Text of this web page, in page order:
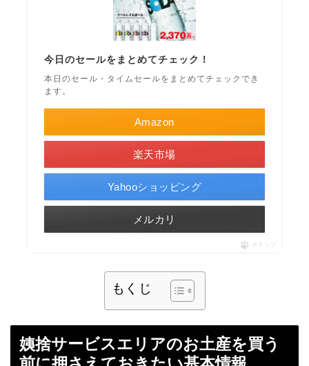
今日のセールをまとめてチェック！
本日のセール・タイムセールをまとめてチェックでき
ます。
Amazon
楽天市場
Yahooショッピング
メルカリ
ポチップ
もくじ
姨捨サービスエリアのお土産を買う